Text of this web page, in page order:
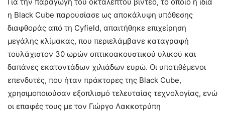
η Black Cube παρουσίασε ως αποκάλυψη υπόθεσης
διαφθοράς από τη Cyfield, απαιτήθηκε επιχείρηση
μεγάλης κλίμακας, που περιελάμβανε καταγραφή
τουλάχιστον 30 ωρών οπτικοακουστικού υλικού και
δαπάνες εκατοντάδων χιλιάδων ευρώ. Οι υποτιθέμενοι
επενδυτές, που ήταν πράκτορες της Black Cube,
χρησιμοποιούσαν εξοπλισμό τελευταίας τεχνολογίας, ενώ
οι επαφές τους με τον Γιώργο Λακκοτρύπη